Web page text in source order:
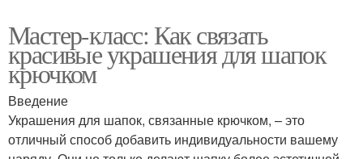
Мастер-класс: Как связать
красивые украшения для шапок
крючком
Введение
Украшения для шапок, связанные крючком, – это
отличный способ добавить индивидуальности вашему